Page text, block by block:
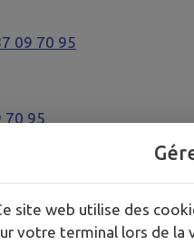
09 70 95
70 95
des réunions ou
site web utilise des
votre terminal lors de la